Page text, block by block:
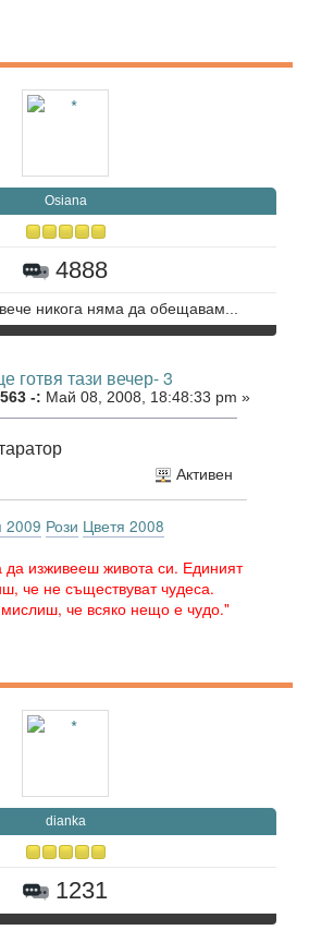
Osiana
4888
никога няма да обещавам...
готвя тази вечер- 3
-: Май 08, 2008, 18:48:33 pm »
Активен
2009 Рози Цветя 2008
изживееш живота си. Единият
че не съществуват чудеса.
мислиш, че всяко нещо е чудо."
dianka
1231